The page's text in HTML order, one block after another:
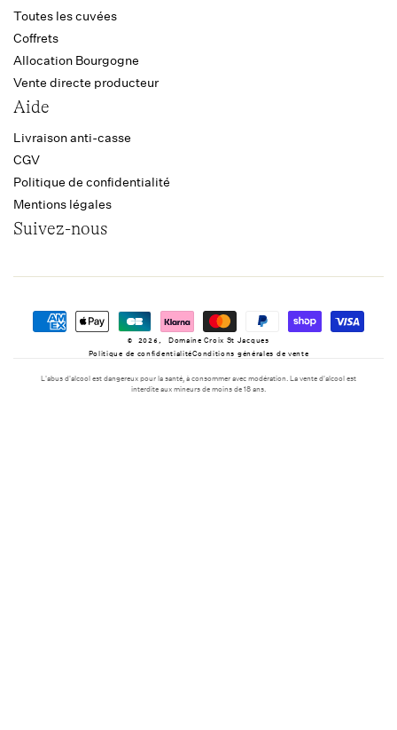
Toutes les cuvées
Coffrets
Allocation Bourgogne
Vente directe producteur
Aide
Livraison anti-casse
CGV
Politique de confidentialité
Mentions légales
Suivez-nous
Moyens
© 2026, Domaine Croix St Jacques
Politique de confidentialitéConditions générales de vente
L'abus d'alcool est dangereux pour la santé, à consommer avec modération. La vente d'alcool est
interdite aux mineurs de moins de 18 ans.